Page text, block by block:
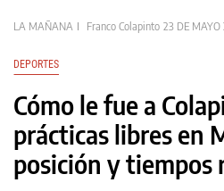
LA MAÑANA Franco Colapinto 23 DE
DEPORTES
Cómo le fue a
prácticas libres en
posición y tiempos